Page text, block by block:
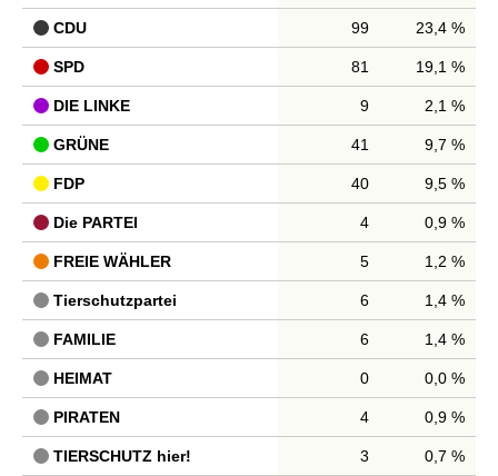
CDU 99 23,4 %
SPD 81 19,1 %
DIE LINKE 9 2,1 %
GRÜNE 41 9,7 %
FDP 40 9,5 %
Die PARTEI 4 0,9 %
FREIE WÄHLER 5 1,2 %
Tierschutzpartei 6 1,4 %
FAMILIE 6 1,4 %
HEIMAT 0 0,0 %
PIRATEN 4 0,9 %
TIERSCHUTZ hier! 3 0,7 %